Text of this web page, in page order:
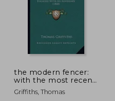
the modern fencer:
with the most recent
means of attack ad
defense when
Griffiths, Thomas